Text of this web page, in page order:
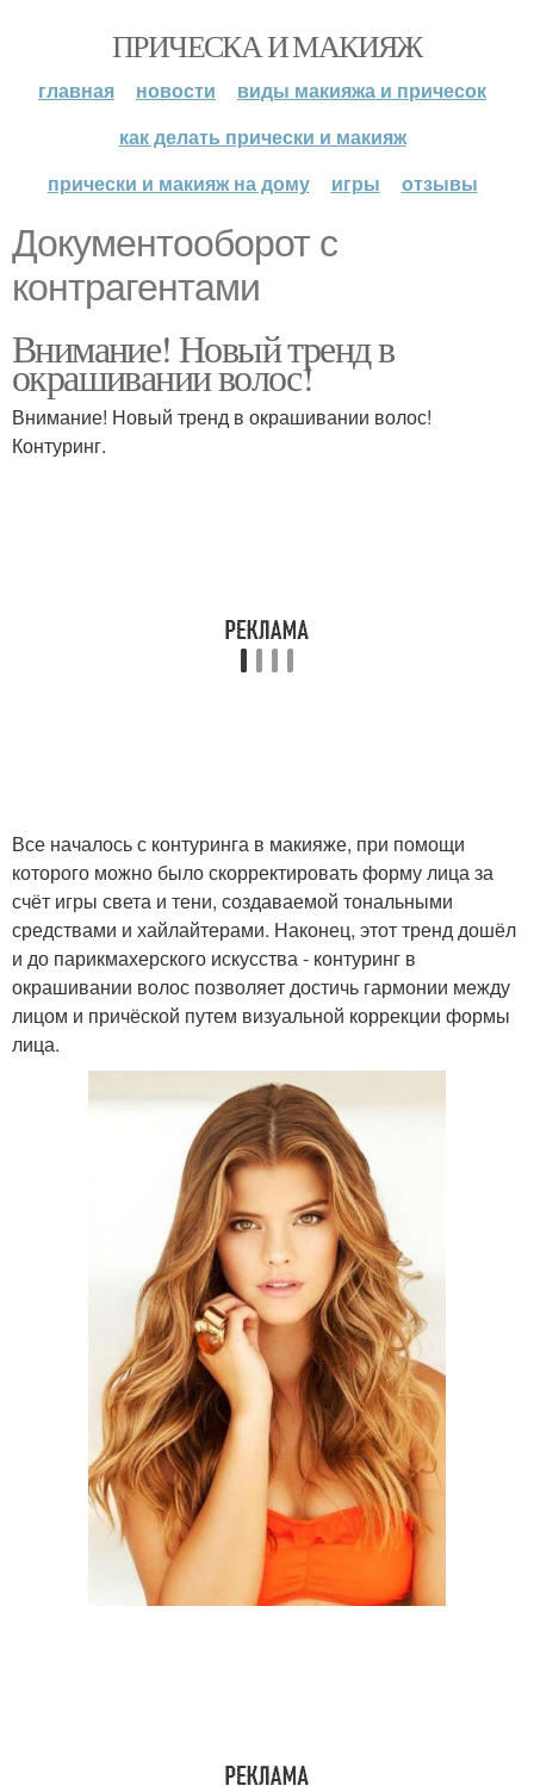
ПРИЧЕСКА И МАКИЯЖ
главная новости
виды макияжа и причесок
как делать прически и макияж
прически и макияж на дому
игры отзывы
Документооборот с
контрагентами
Внимание! Новый тренд в
окрашивании волос!
Внимание! Новый тренд в окрашивании волос!
Контуринг.
Все началось с контуринга в макияже, при помощи
которого можно было скорректировать форму лица за
счёт игры света и тени, создаваемой тональными
средствами и хайлайтерами. Наконец, этот тренд дошёл
и до парикмахерского искусства - контуринг в
окрашивании волос позволяет достичь гармонии между
лицом и причёской путем визуальной коррекции формы
лица.